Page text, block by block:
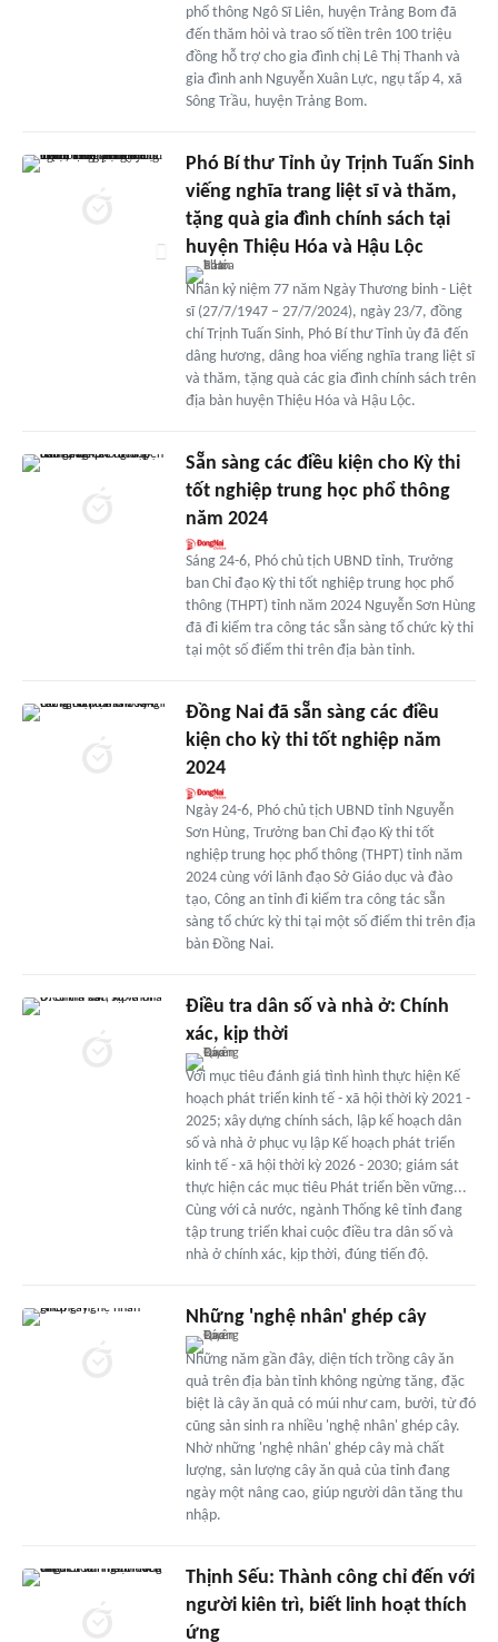
phổ thông Ngô Sĩ Liên, huyện Trảng Bom đã
đến thăm hỏi và trao số tiền trên 100 triệu
đồng hỗ trợ cho gia đình chị Lê Thị Thanh và
gia đình anh Nguyễn Xuân Lực, ngụ tấp 4, xã
Sông Trầu, huyện Trảng Bom.
Phó Bí thư Tỉnh ủy Trịnh Tuấn Sinh
viếng nghĩa trang liệt sĩ và thăm,
tặng quà gia đình chính sách tại
huyện Thiệu Hóa và Hậu Lộc
Nhân kỷ niệm 77 năm Ngày Thương binh - Liệt
sĩ (27/7/1947 – 27/7/2024), ngày 23/7, đồng
chí Trịnh Tuấn Sinh, Phó Bí thư Tỉnh ủy đã đến
dâng hương, dâng hoa viếng nghĩa trang liệt sĩ
và thăm, tặng quà các gia đình chính sách trên
địa bàn huyện Thiệu Hóa và Hậu Lộc.
Sẵn sàng các điều kiện cho Kỳ thi
tốt nghiệp trung học phổ thông
năm 2024
Sáng 24-6, Phó chủ tịch UBND tỉnh, Trưởng
ban Chỉ đạo Kỳ thi tốt nghiệp trung học phổ
thông (THPT) tỉnh năm 2024 Nguyễn Sơn Hùng
đã đi kiểm tra công tác sẵn sàng tổ chức kỳ thi
tại một số điểm thi trên địa bàn tỉnh.
Đồng Nai đã sẵn sàng các điều
kiện cho kỳ thi tốt nghiệp năm
2024
Ngày 24-6, Phó chủ tịch UBND tỉnh Nguyễn
Sơn Hùng, Trưởng ban Chỉ đạo Kỳ thi tốt
nghiệp trung học phổ thông (THPT) tỉnh năm
2024 cùng với lãnh đạo Sở Giáo dục và đào
tạo, Công an tỉnh đi kiểm tra công tác sẵn
sàng tổ chức kỳ thi tại một số điểm thi trên địa
bàn Đồng Nai.
Điều tra dân số và nhà ở: Chính
xác, kịp thời
Với mục tiêu đánh giá tình hình thực hiện Kế
hoạch phát triển kinh tế - xã hội thời kỳ 2021 -
2025; xây dựng chính sách, lập kế hoạch dân
số và nhà ở phục vụ lập Kế hoạch phát triển
kinh tế - xã hội thời kỳ 2026 - 2030; giám sát
thực hiện các mục tiêu Phát triển bền vững...
Cùng với cả nước, ngành Thống kê tỉnh đang
tập trung triển khai cuộc điều tra dân số và
nhà ở chính xác, kịp thời, đúng tiến độ.
Những 'nghệ nhân' ghép cây
Những năm gần đây, diện tích trồng cây ăn
quả trên địa bàn tỉnh không ngừng tăng, đặc
biệt là cây ăn quả có múi như cam, bưởi, từ đó
cũng sản sinh ra nhiều 'nghệ nhân' ghép cây.
Nhờ những 'nghệ nhân' ghép cây mà chất
lượng, sản lượng cây ăn quả của tỉnh đang
ngày một nâng cao, giúp người dân tăng thu
nhập.
Thịnh Sếu: Thành công chỉ đến với
người kiên trì, biết linh hoạt thích
ứng